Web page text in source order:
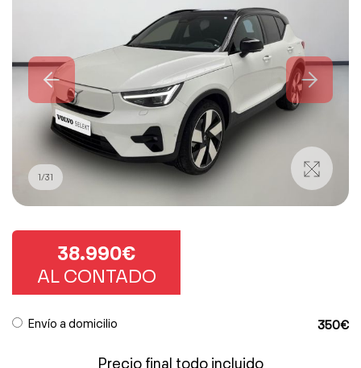
1/31
38.990€
AL CONTADO
Envío a domicilio 350€
Precio final todo incluido